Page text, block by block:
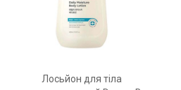
Лосьйон для тіла